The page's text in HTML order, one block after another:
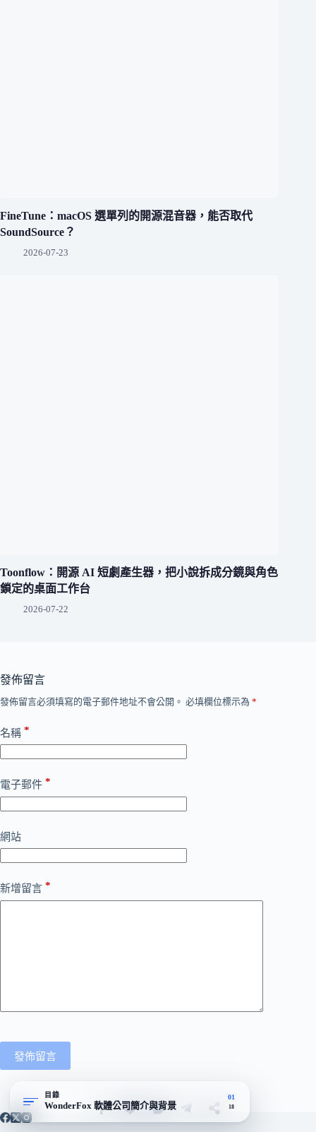
FineTune：macOS 選單列的開源混音器，能否取代
SoundSource？
2026-07-23
Toonflow：開源 AI 短劇產生器，把小說拆成分鏡與角色
鎖定的桌面工作台
2026-07-22
發佈留言
發佈留言必須填寫的電子郵件地址不會公開。 必填欄位標示為 *
名稱 *
電子郵件 *
網站
新增留言 *
發佈留言
目錄
WonderFox 軟體公司簡介與背景
01
18